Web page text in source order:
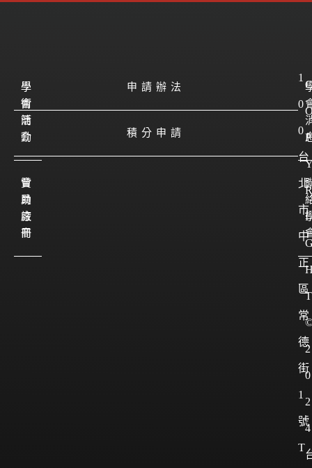
學
會
簡
介
會
員
註
冊
學
術
活
動
贊
助
廠
商
申請辦法
積分申請
1
0
0
台
北
市
中
正
區
常
德
街
1
號
T
C
P
R
I
T
2
0
2
4